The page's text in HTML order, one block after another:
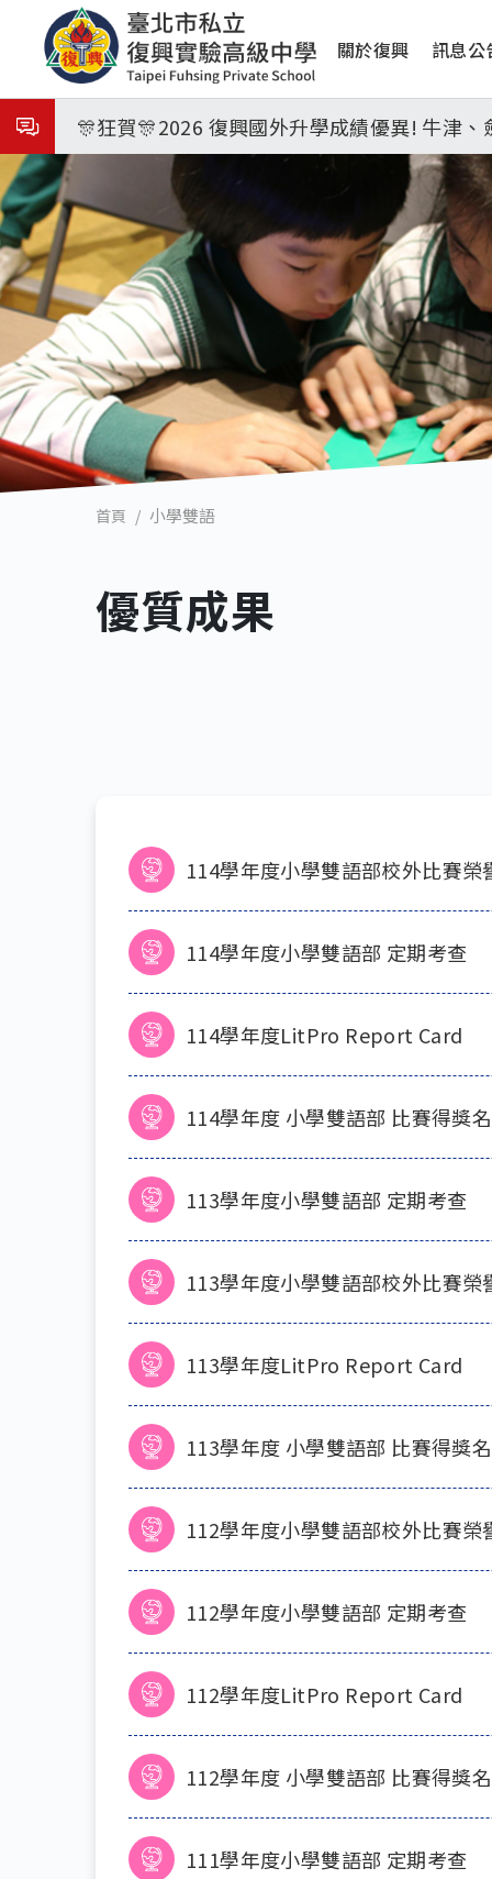
內
容
主
覽
關於復興 訊息公
8月31日 開學日
🎉🎉🎉狂賀! 12望蘇同學榮錄MIT麻省理工學
🎊狂賀🎊2026 復興國外升學成績優異! 牛津、
115年校本部大學榜單再創佳績🎉，32％達
8月3日 分科成績公布
臺北市2026城鎮韌性(防空)演習訂於8月13日
8月31日 開學日
🎉🎉🎉狂賀! 12望蘇同學榮錄MIT麻省理工學
首頁 小學雙語
優質成果
114學年度小學雙語部校外比賽榮
114學年度小學雙語部 定期考查
114學年度LitPro Report Card
114學年度 小學雙語部 比賽得獎
113學年度小學雙語部 定期考查
113學年度小學雙語部校外比賽榮
113學年度LitPro Report Card
113學年度 小學雙語部 比賽得獎
112學年度小學雙語部校外比賽榮
112學年度小學雙語部 定期考查
112學年度LitPro Report Card
112學年度 小學雙語部 比賽得獎
111學年度小學雙語部 定期考查